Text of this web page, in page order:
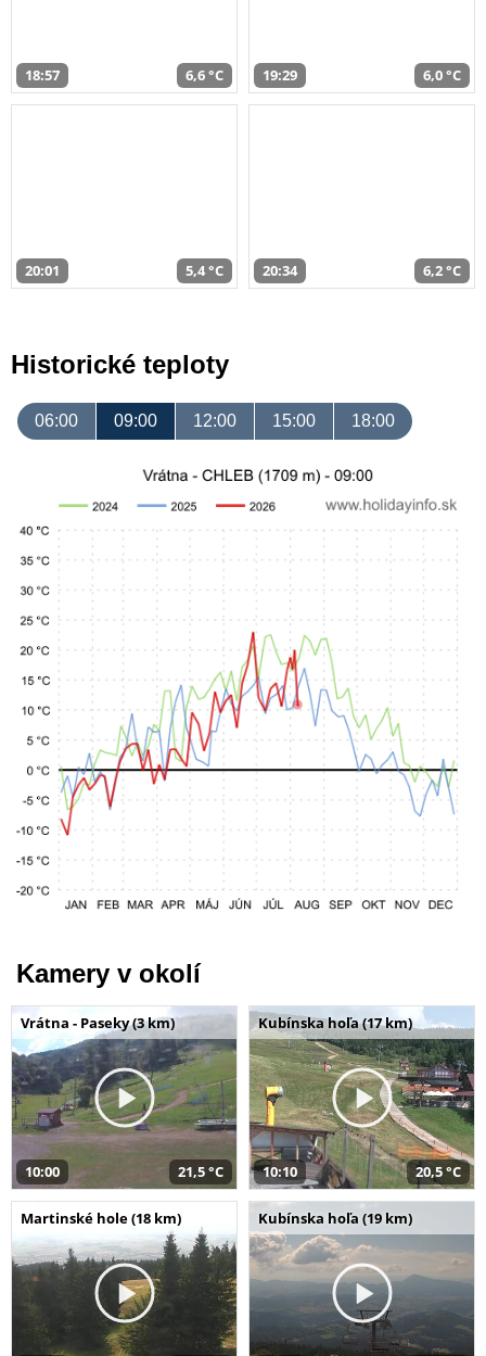
18:57 6,6 °C 19:29 6,0 °C
20:01 5,4 °C 20:34 6,2 °C
Historické teploty
06:00 09:00 12:00 15:00 18:00
Kamery v okolí
Vrátna - Paseky (3 km)
10:00 21,5 °C
Kubínska hoľa (17 km)
10:10 20,5 °C
Martinské hole (18 km) Kubínska hoľa (19 km)